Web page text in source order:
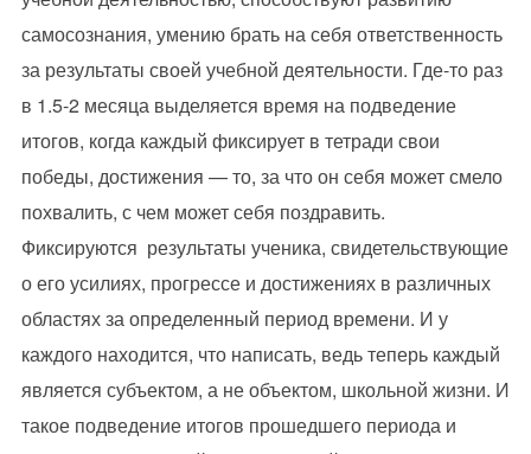
самосознания, умению брать на себя ответственность
за результаты своей учебной деятельности. Где-то раз
в 1.5-2 месяца выделяется время на подведение
итогов, когда каждый фиксирует в тетради свои
победы, достижения — то, за что он себя может смело
похвалить, с чем может себя поздравить.
Фиксируются результаты ученика, свидетельствующие
о его усилиях, прогрессе и достижениях в различных
областях за определенный период времени. И у
каждого находится, что написать, ведь теперь каждый
является субъектом, а не объектом, школьной жизни. И
такое подведение итогов прошедшего периода и